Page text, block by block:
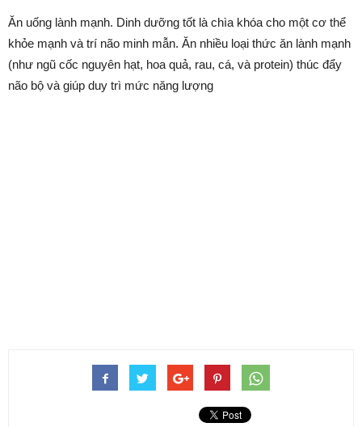
Ăn uống lành mạnh. Dinh dưỡng tốt là chìa khóa cho một cơ thể
khỏe mạnh và trí não minh mẫn. Ăn nhiều loại thức ăn lành mạnh
(như ngũ cốc nguyên hạt, hoa quả, rau, cá, và protein) thúc đẩy
não bộ và giúp duy trì mức năng lượng